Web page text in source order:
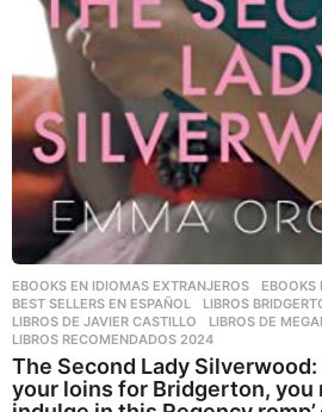
EBOOKS EN IDIOMAS EXTRANJEROS ,EBOOKS
BEST SELLERS EN ESPAÑOL
,LIBROS
LIBROS DE JAVIER CASTILLO
,LIBROS DE
LIBROS RECOMENDADOS 2024
The Second Lady Silverwood:
your loins for Bridgerton, you